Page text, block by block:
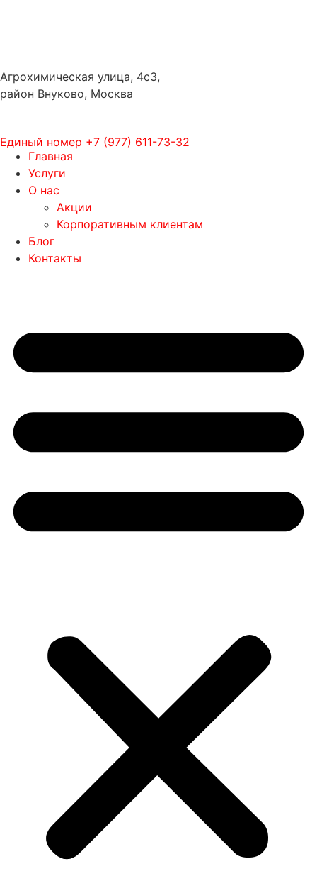
Агрохимическая улица, 4с3,
район Внуково, Москва
Единый номер +7 (977) 611-73-32
Главная
Услуги
О нас
Акции
Корпоративным клиентам
Блог
Контакты